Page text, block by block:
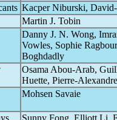
Kacper Niburski,
Martin J. Tobin
Danny J. N. Wong,
Vowles, Sophie
Boghdadly
Osama Abou-Arab,
Huette, Pierre-
Mohsen Savaie
Sunny Fong, Elliott Li,